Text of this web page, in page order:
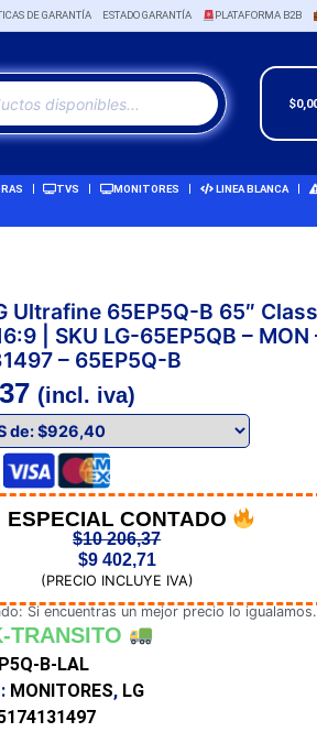
DE GARANTÍA ESTADO GARANTÍA PLATAFORMA B2B
$
TVS MONITORES LINEA BLANCA
Ultrafine 65EP5Q-B 65″
| SKU LG-65EP5QB – MON
– 65EP5Q-B
(incl. iva)
ESPECIAL CONTADO
$10 206,37
$9 402,71
(PRECIO INCLUYE IVA)
Si encuentras un mejor precio lo
TRANSITO
B-LAL
MONITORES, LG